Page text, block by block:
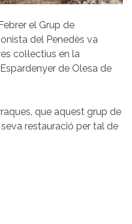
el Grup de
del Penedès va
col·lectius en la
de Olesa de
que aquest grup de
restauració per tal de